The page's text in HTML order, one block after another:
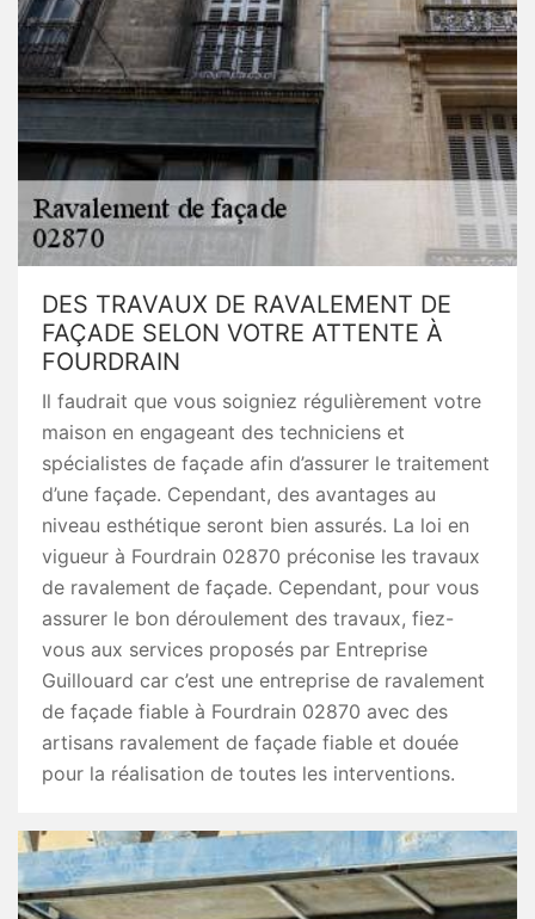
DES TRAVAUX DE RAVALEMENT DE
FAÇADE SELON VOTRE ATTENTE À
FOURDRAIN
Il faudrait que vous soigniez régulièrement votre
maison en engageant des techniciens et
spécialistes de façade afin d’assurer le traitement
d’une façade. Cependant, des avantages au
niveau esthétique seront bien assurés. La loi en
vigueur à Fourdrain 02870 préconise les travaux
de ravalement de façade. Cependant, pour vous
assurer le bon déroulement des travaux, fiez-
vous aux services proposés par Entreprise
Guillouard car c’est une entreprise de ravalement
de façade fiable à Fourdrain 02870 avec des
artisans ravalement de façade fiable et douée
pour la réalisation de toutes les interventions.